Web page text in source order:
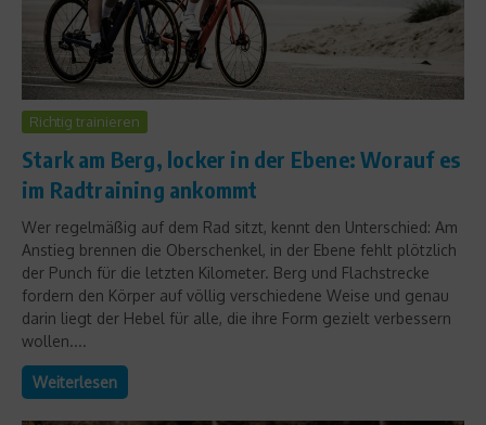
Richtig trainieren
Stark am Berg, locker in der Ebene: Worauf es
im Radtraining ankommt
Wer regelmäßig auf dem Rad sitzt, kennt den Unterschied: Am
Anstieg brennen die Oberschenkel, in der Ebene fehlt plötzlich
der Punch für die letzten Kilometer. Berg und Flachstrecke
fordern den Körper auf völlig verschiedene Weise und genau
darin liegt der Hebel für alle, die ihre Form gezielt verbessern
wollen....
Weiterlesen